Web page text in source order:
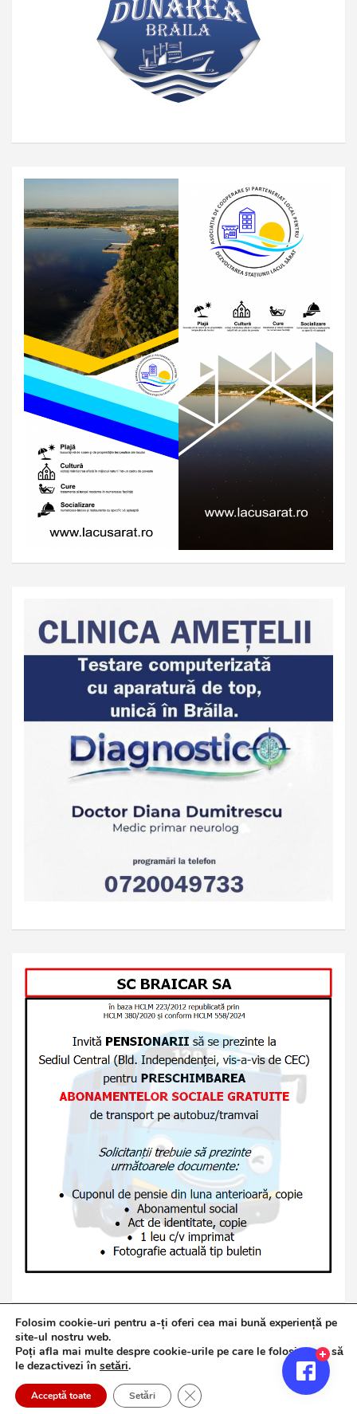
Copyright © 2026Jurnalul de Brăila
Politică de confidențialitate
Theme Horse
Proudly Powered by:WordPress
Folosim cookie-uri pentru a-ți oferi cea mai bună experiență pe
site-ul nostru web.
Poți afla mai multe despre cookie-urile pe care le folosim sau să
le dezactivezi în setări.
Acceptă toate Setări Close GDPR Cookie Banner